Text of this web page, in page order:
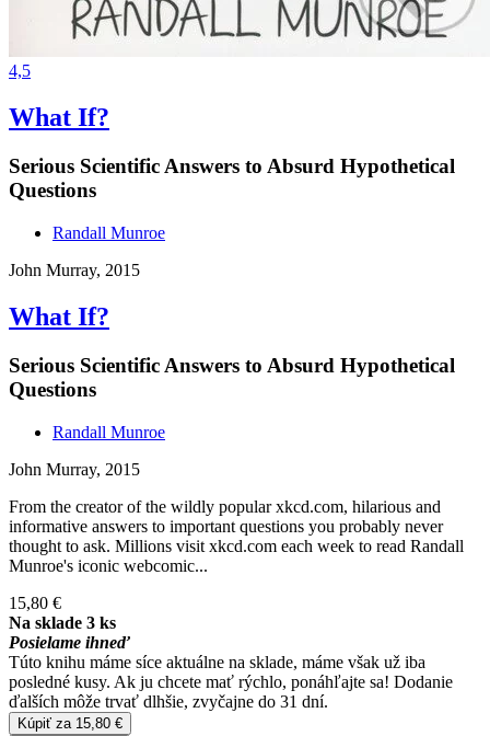
4,5
What If?
Serious Scientific Answers to Absurd Hypothetical
Questions
Randall Munroe
John Murray, 2015
What If?
Serious Scientific Answers to Absurd Hypothetical
Questions
Randall Munroe
John Murray, 2015
From the creator of the wildly popular xkcd.com, hilarious and
informative answers to important questions you probably never
thought to ask. Millions visit xkcd.com each week to read Randall
Munroe's iconic webcomic...
15,80 €
Na sklade 3 ks
Posielame ihneď
Túto knihu máme síce aktuálne na sklade, máme však už iba
posledné kusy. Ak ju chcete mať rýchlo, ponáhľajte sa! Dodanie
ďalších môže trvať dlhšie, zvyčajne do 31 dní.
Kúpiť za 15,80 €